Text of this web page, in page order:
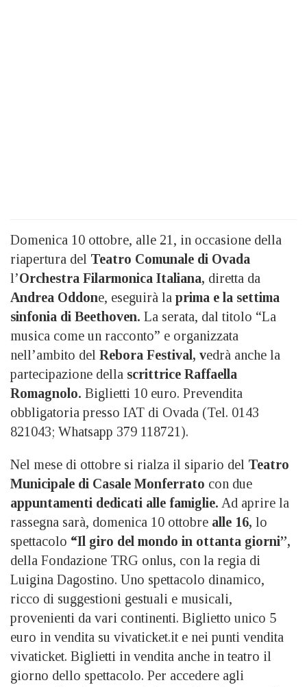
Domenica 10 ottobre, alle 21, in occasione della
riapertura del Teatro Comunale di Ovada
l’Orchestra Filarmonica Italiana, diretta da
Andrea Oddone, eseguirà la prima e la settima
sinfonia di Beethoven. La serata, dal titolo “La
musica come un racconto” e organizzata
nell’ambito del Rebora Festival, vedrà anche la
partecipazione della scrittrice Raffaella
Romagnolo. Biglietti 10 euro. Prevendita
obbligatoria presso IAT di Ovada (Tel. 0143
821043; Whatsapp 379 118721).
Nel mese di ottobre si rialza il sipario del Teatro
Municipale di Casale Monferrato con due
appuntamenti dedicati alle famiglie. Ad aprire la
rassegna sarà, domenica 10 ottobre alle 16, lo
spettacolo “Il giro del mondo in ottanta giorni”,
della Fondazione TRG onlus, con la regia di
Luigina Dagostino. Uno spettacolo dinamico,
ricco di suggestioni gestuali e musicali,
provenienti da vari continenti. Biglietto unico 5
euro in vendita su vivaticket.it e nei punti vendita
vivaticket. Biglietti in vendita anche in teatro il
giorno dello spettacolo. Per accedere agli